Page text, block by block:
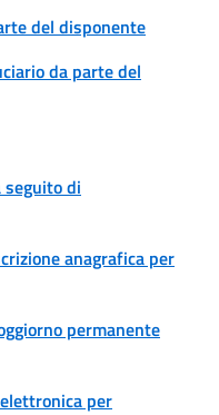
del disponente
da parte del
seguito di
anagrafica per
permanente
per